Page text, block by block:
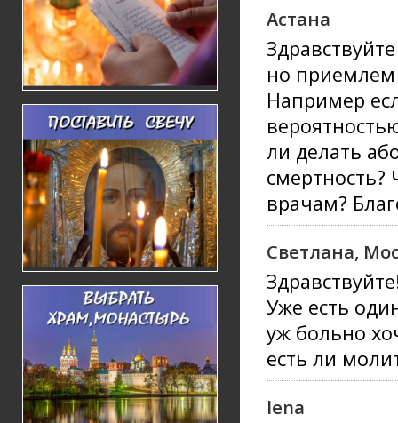
Астана
но
Например
ли делать
смертность?
врачам?
Светлана,
Уже есть
уж больно
есть ли
lena